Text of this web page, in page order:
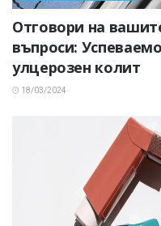
Отговори на
въпроси:
улцерозен колит
18/03/2024